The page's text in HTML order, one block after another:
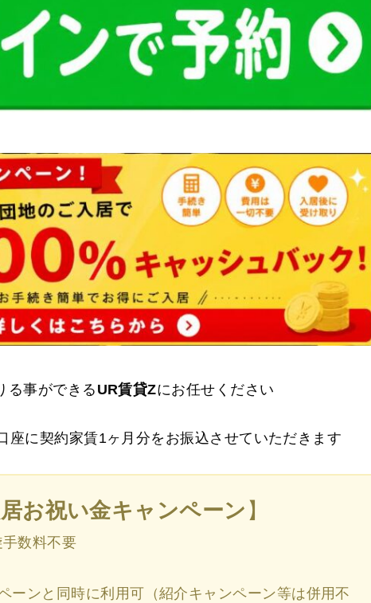
る事ができる UR賃貸Zにお任せください
座に契約家賃1ヶ月分をお振込させていただきます
お祝い金キャンペーン 】
数料不要
ーンと同時に利用可（紹介キャンペーン等は併用不